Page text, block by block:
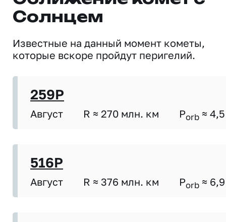
Солнцем
Известные на данный момент кометы,
которые вскоре пройдут перигелий.
259P
Август R ≈ 270 млн. км Porb ≈ 4,5
516P
Август R ≈ 376 млн. км Porb ≈ 6,9